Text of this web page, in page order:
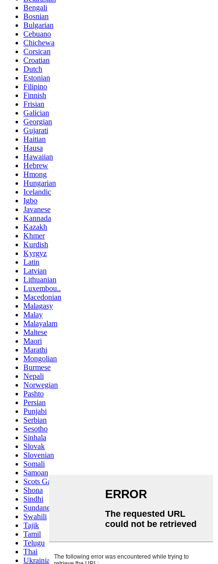
Bengali
Bosnian
Bulgarian
Cebuano
Chichewa
Corsican
Croatian
Dutch
Estonian
Filipino
Finnish
Frisian
Galician
Georgian
Gujarati
Haitian
Hausa
Hawaiian
Hebrew
Hmong
Hungarian
Icelandic
Igbo
Javanese
Kannada
Kazakh
Khmer
Kurdish
Kyrgyz
Latin
Latvian
Lithuanian
Luxembou..
Macedonian
Malagasy
Malay
Malayalam
Maltese
Maori
Marathi
Mongolian
Burmese
Nepali
Norwegian
Pashto
Persian
Punjabi
Serbian
Sesotho
Sinhala
Slovak
Slovenian
Somali
Samoan
Scots Gaelic
Shona
Sindhi
Sundanese
Swahili
Tajik
Tamil
Telugu
Thai
Ukrainian